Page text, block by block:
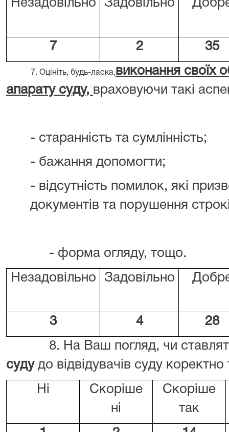
Незадовільно Задовільно
7 2 35
7. Оцініть, будь-ласка,виконання своїх
апарату суду, враховуючи такі
- старанність та сумлінність;
- бажання допомогти;
- відсутність помилок, які
документів та порушення
- форма огляду, тощо.
Незадовільно
Задовільно
3 4
28
8. На Ваш погляд, чи
суду до відвідувачів суду коректно
Ні
Скоріше
ні
Скоріше
так